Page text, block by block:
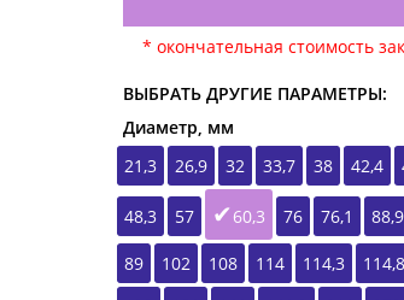
* окончательная стоимость
ВЫБРАТЬ ДРУГИЕ ПАРАМЕТРЫ:
Диаметр, мм
21,3
26,9 32 33,7 38 42,4
48,3 57 60,3 76 76,1 88,9
89 102 108 114 114,3
114,8